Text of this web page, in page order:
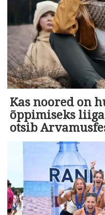
Kas noored on
õppimiseks
otsib